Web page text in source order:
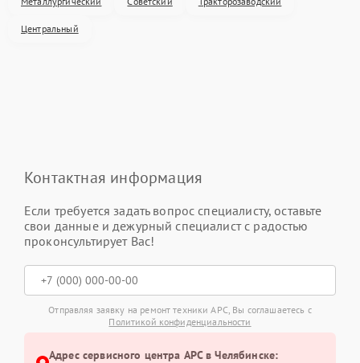
Центральный
Контактная информация
Если требуется задать вопрос специалисту, оставьте
свои данные и дежурный специалист с радостью
проконсультирует Вас!
Отправляя заявку на ремонт техники APC, Вы соглашаетесь с
Политикой конфиденциальности
Адрес сервисного центра APC в Челябинске: